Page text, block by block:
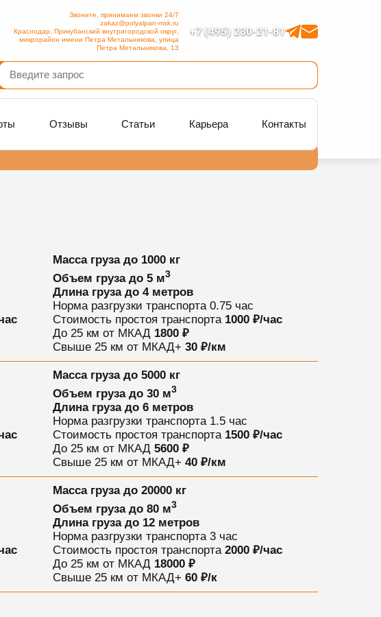
+7 (495) 230-21-81
Звоните, принимаем звонки 24/7
zakaz@polyalpan-msk.ru
Краснодар, Прикубанский внутригородской округ,
микрорайон имени Петра Метальникова, улица
Петра Метальникова, 13
Отзывы Статьи Карьера Контакты
Масса груза до 1000 кг
Объем груза до 5 м3
Длина груза до 4 метров
Норма разгрузки транспорта 0.75 час
Стоимость простоя транспорта 1000 ₽/час
До 25 км от МКАД 1800 ₽
Свыше 25 км от МКАД+ 30 ₽/км
Масса груза до 5000 кг
Объем груза до 30 м3
Длина груза до 6 метров
Норма разгрузки транспорта 1.5 час
Стоимость простоя транспорта 1500 ₽/час
До 25 км от МКАД 5600 ₽
Свыше 25 км от МКАД+ 40 ₽/км
Масса груза до 20000 кг
Объем груза до 80 м3
Длина груза до 12 метров
Норма разгрузки транспорта 3 час
Стоимость простоя транспорта 2000 ₽/час
До 25 км от МКАД 18000 ₽
Свыше 25 км от МКАД+ 60 ₽/к